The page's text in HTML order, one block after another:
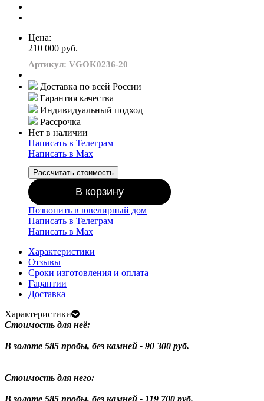
Цена:
210 000 руб.
Артикул: VGOK0236-20
Доставка по всей России
Гарантия качества
Индивидуальный подход
Рассрочка
Нет в наличии
Написать в Телеграм
Написать в Мах
Рассчитать стоимость
В корзину
Позвонить в ювелирный дом
Написать в Телеграм
Написать в Мах
Характеристики
Отзывы
Сроки изготовления и оплата
Гарантии
Доставка
Характеристики
Стоимость для неё:
В золоте 585 пробы, без камней - 90 300 руб.
Стоимость для него:
В золоте 585 пробы, без камней - 119 700 руб.